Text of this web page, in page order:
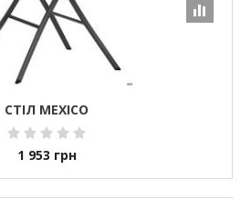
СТІЛ MEXICO
1 953 грн